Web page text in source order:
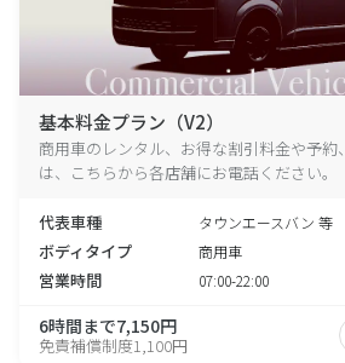
基本料金プラン（V2）
商用車のレンタル、お得な割引料金や予
は、こちらから各店舗にお電話ください。
代表車種 タウンエースバン 等
ボディタイプ 商用車
営業時間 07:00-22:00
6時間まで7,150円
免責補償制度1,100円